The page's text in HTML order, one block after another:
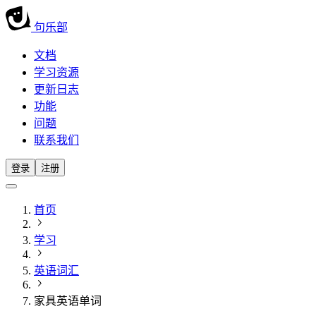
句乐部
文档
学习资源
更新日志
功能
问题
联系我们
登录 注册
首页
学习
英语词汇
家具英语单词